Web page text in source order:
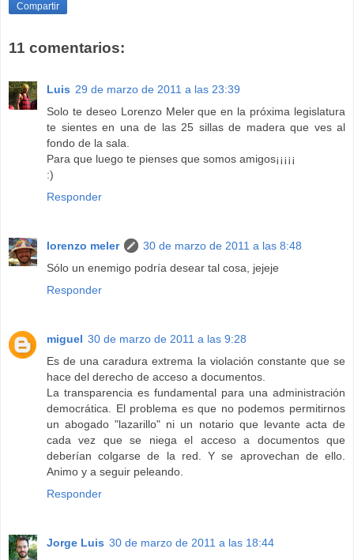
Compartir
11 comentarios:
Luis 29 de marzo de 2011 a las 23:39
Solo te deseo Lorenzo Meler que en la próxima legislatura
te sientes en una de las 25 sillas de madera que ves al
fondo de la sala.
Para que luego te pienses que somos amigos¡¡¡¡¡
:)
Responder
lorenzo meler
30 de marzo de 2011 a las 8:48
Sólo un enemigo podría desear tal cosa, jejeje
Responder
miguel 30 de marzo de 2011 a las 9:28
Es de una caradura extrema la violación constante que se
hace del derecho de acceso a documentos.
La transparencia es fundamental para una administración
democrática. El problema es que no podemos permitirnos
un abogado "lazarillo" ni un notario que levante acta de
cada vez que se niega el acceso a documentos que
deberían colgarse de la red. Y se aprovechan de ello.
Animo y a seguir peleando.
Responder
Jorge Luis 30 de marzo de 2011 a las 18:44